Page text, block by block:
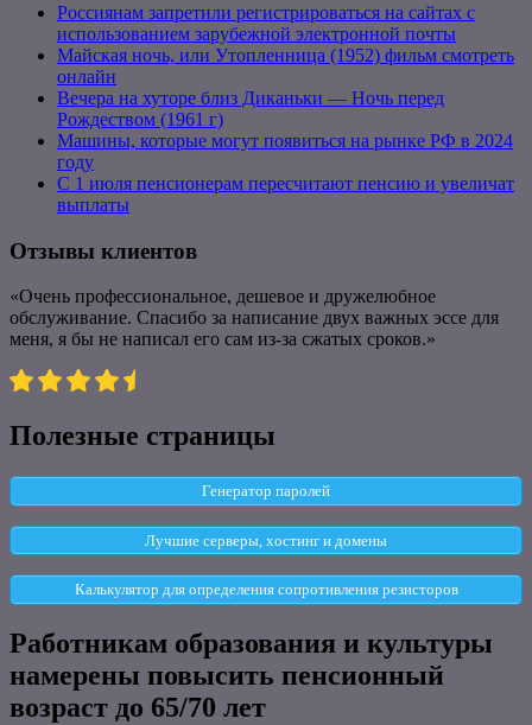
Россиянам запретили регистрироваться на сайтах с
использованием зарубежной электронной почты
Майская ночь, или Утопленница (1952) фильм смотреть
онлайн
Вечера на хуторе близ Диканьки — Ночь перед
Рождеством (1961 г)
Машины, которые могут появиться на рынке РФ в 2024
году
С 1 июля пенсионерам пересчитают пенсию и увеличат
выплаты
Отзывы клиентов
«Очень профессиональное, дешевое и дружелюбное
обслуживание. Спасибо за написание двух важных эссе для
меня, я бы не написал его сам из-за сжатых сроков.»
Полезные страницы
Генератор паролей
Лучшие серверы, хостинг и домены
Калькулятор для определения сопротивления резисторов
Работникам образования и культуры
намерены повысить пенсионный
возраст до 65/70 лет